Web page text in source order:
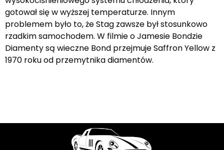
gotował się w wyższej temperaturze. Innym
problemem było to, że Stag zawsze był stosunkowo
rzadkim samochodem. W filmie o Jamesie Bondzie
Diamenty są wieczne Bond przejmuje Saffron Yellow z
1970 roku od przemytnika diamentów.